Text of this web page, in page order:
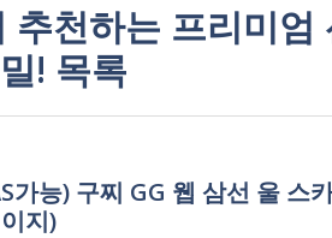
천하는 프리미엄
! 목록
가능) 구찌 GG 웹 삼선 울 스
지)